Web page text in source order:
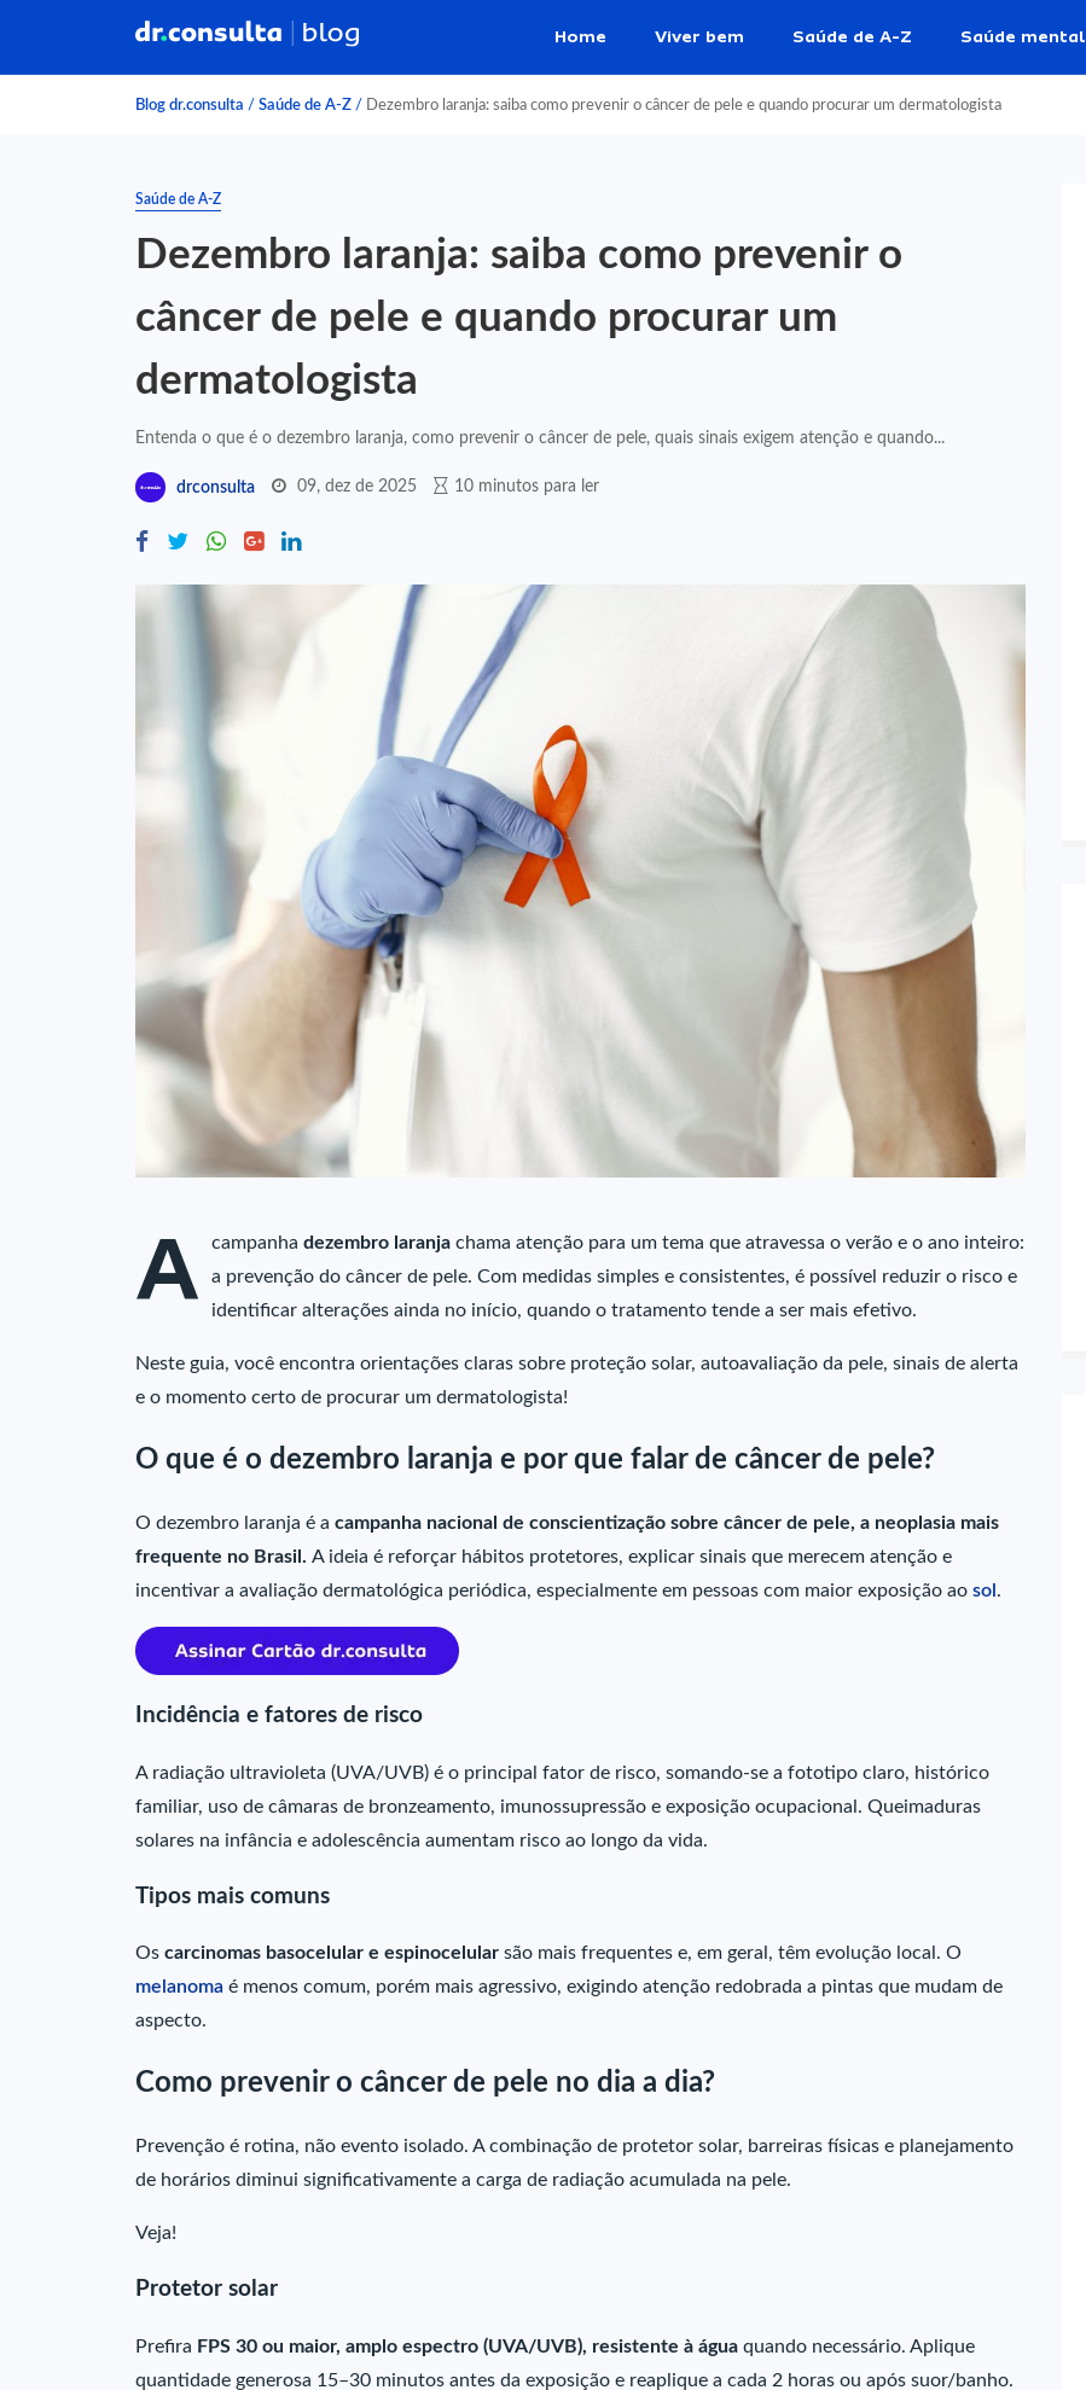
Home Viver bem Saúde de A-Z Saúde mental
Blog dr.consulta / Saúde de A-Z / Dezembro laranja: saiba como prevenir o câncer de pele e quando procurar um dermatologista
Saúde de A-Z
Dezembro laranja: saiba como prevenir o
câncer de pele e quando procurar um
dermatologista
Entenda o que é o dezembro laranja, como prevenir o câncer de pele, quais sinais exigem atenção e quando...
drconsulta 09, dez de 2025 10 minutos para ler
A campanha dezembro laranja chama atenção para um tema que atravessa o verão e o ano inteiro:
a prevenção do câncer de pele. Com medidas simples e consistentes, é possível reduzir o risco e
identificar alterações ainda no início, quando o tratamento tende a ser mais efetivo.
Neste guia, você encontra orientações claras sobre proteção solar, autoavaliação da pele, sinais de alerta
e o momento certo de procurar um dermatologista!
O que é o dezembro laranja e por que falar de câncer de pele?
O dezembro laranja é a campanha nacional de conscientização sobre câncer de pele, a neoplasia mais
frequente no Brasil. A ideia é reforçar hábitos protetores, explicar sinais que merecem atenção e
incentivar a avaliação dermatológica periódica, especialmente em pessoas com maior exposição ao sol .
Incidência e fatores de risco
A radiação ultravioleta (UVA/UVB) é o principal fator de risco, somando-se a fototipo claro, histórico
familiar, uso de câmaras de bronzeamento, imunossupressão e exposição ocupacional. Queimaduras
solares na infância e adolescência aumentam risco ao longo da vida.
Tipos mais comuns
Os carcinomas basocelular e espinocelular são mais frequentes e, em geral, têm evolução local. O
melanoma é menos comum, porém mais agressivo, exigindo atenção redobrada a pintas que mudam de
aspecto.
Como prevenir o câncer de pele no dia a dia?
Prevenção é rotina, não evento isolado. A combinação de protetor solar, barreiras físicas e planejamento
de horários diminui significativamente a carga de radiação acumulada na pele.
Veja!
Protetor solar
Prefira FPS 30 ou maior, amplo espectro (UVA/UVB), resistente à água quando necessário. Aplique
quantidade generosa 15–30 minutos antes da exposição e reaplique a cada 2 horas ou após suor/banho.